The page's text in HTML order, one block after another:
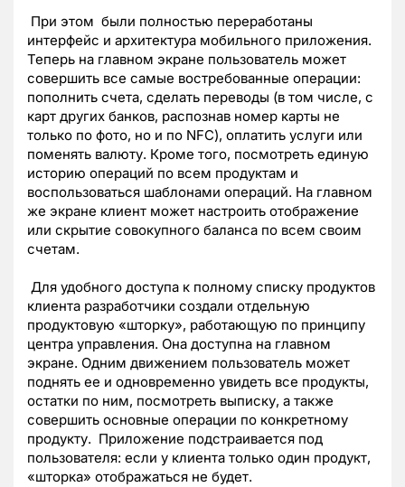
При этом были полностью переработаны
интерфейс и архитектура мобильного приложения.
Теперь на главном экране пользователь может
совершить все самые востребованные операции:
пополнить счета, сделать переводы (в том числе, с
карт других банков, распознав номер карты не
только по фото, но и по NFC), оплатить услуги или
поменять валюту. Кроме того, посмотреть единую
историю операций по всем продуктам и
воспользоваться шаблонами операций. На главном
же экране клиент может настроить отображение
или скрытие совокупного баланса по всем своим
счетам.
Для удобного доступа к полному списку продуктов
клиента разработчики создали отдельную
продуктовую «шторку», работающую по принципу
центра управления. Она доступна на главном
экране. Одним движением пользователь может
поднять ее и одновременно увидеть все продукты,
остатки по ним, посмотреть выписку, а также
совершить основные операции по конкретному
продукту. Приложение подстраивается под
пользователя: если у клиента только один продукт,
«шторка» отображаться не будет.